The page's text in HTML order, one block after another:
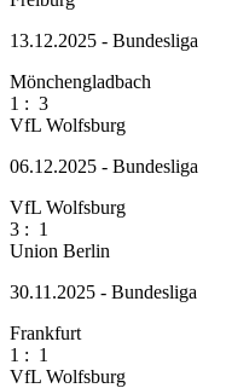
13.12.2025 - Bundesliga
Mönchengladbach
1 : 3
VfL Wolfsburg
06.12.2025 - Bundesliga
VfL Wolfsburg
3 : 1
Union Berlin
30.11.2025 - Bundesliga
Frankfurt
1 : 1
VfL Wolfsburg